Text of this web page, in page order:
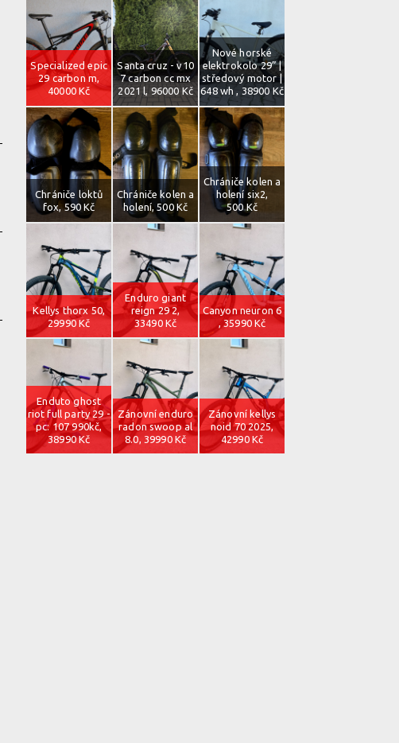
Specialized epic
29 carbon m,
40000 Kč
Santa cruz - v10
7 carbon cc mx
2021 l, 96000 Kč
Nové horské
elektrokolo 29” |
středový motor |
648 wh , 38900 Kč
Chrániče loktů
fox, 590 Kč
Chrániče kolen a
holení, 500 Kč
Chrániče kolen a
holení six2,
500 Kč
Kellys thorx 50,
29990 Kč
Enduro giant
reign 29 2,
33490 Kč
Canyon neuron 6
, 35990 Kč
Enduto ghost
riot full party 29 -
pc: 107 990kč,
38990 Kč
Zánovní enduro
radon swoop al
8.0, 39990 Kč
Zánovní kellys
noid 70 2025,
42990 Kč